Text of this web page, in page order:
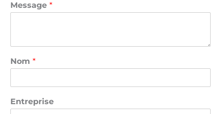
Message *
Nom *
Entreprise